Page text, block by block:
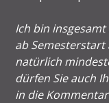
Ich bin
ab
natürlich
dürfen Sie auch
in die